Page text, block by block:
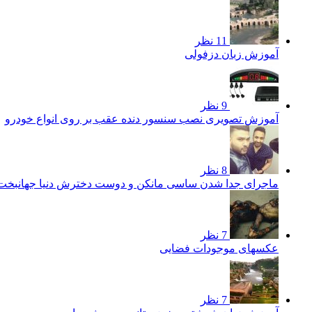
11 نظر
آموزش زبان دزفولی
9 نظر
آموزش تصویری نصب سنسور دنده عقب بر روی انواع خودرو
8 نظر
ماجرای جدا شدن ساسی مانکن و دوست دخترش دنیا
7 نظر
عکسهای موجودات فضایی
7 نظر